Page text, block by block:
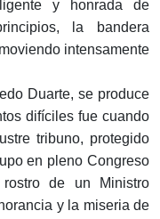
y honrada de
la bandera
intensa­mente
Duarte, se produce
difíciles fue cuando
tribuno, protegido
en pleno Congreso
de un Ministro
y la miseria de